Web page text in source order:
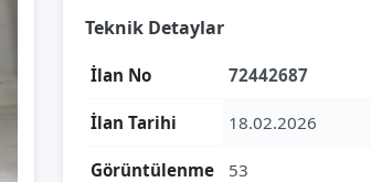
Teknik Detaylar
İlan No 72442687
İlan Tarihi 18.02.2026
Görüntülenme 53